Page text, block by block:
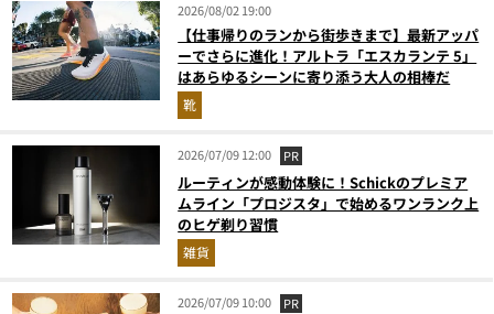
2026/08/02 19:00
【仕事帰りのランから街歩きまで】最新アッパ
ーでさらに進化！アルトラ「エスカランテ 5」
はあらゆるシーンに寄り添う大人の相棒だ
靴
2026/07/09 12:00 PR
ルーティンが感動体験に！Schickのプレミア
ムライン「プロジスタ」で始めるワンランク上
のヒゲ剃り習慣
雑貨
2026/07/09 10:00 PR